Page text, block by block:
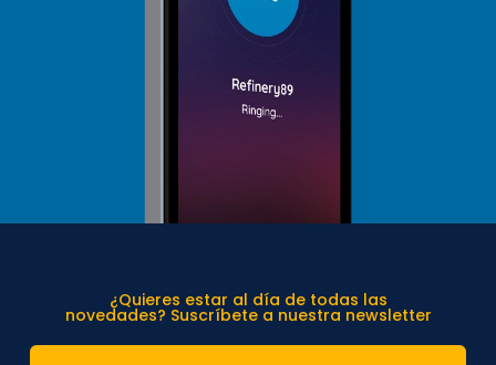
¿Quieres estar al día de todas las
novedades? Suscríbete a nuestra newsletter